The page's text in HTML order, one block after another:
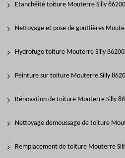
Etanchéité toiture Mouterre Silly 86200
Nettoyage et pose de gouttières
Hydrofuge toiture Mouterre Silly 86200
Peinture sur toiture Mouterre Silly
Rénovation de toiture Mouterre Silly
Nettoyage demoussage de toiture
Remplacement de toiture Mouterre